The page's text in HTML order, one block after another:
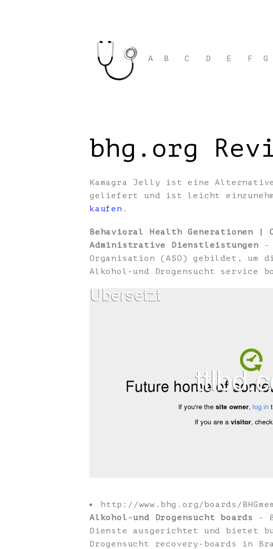
A B C D E F G
bhg.org
Kamagra Jelly ist eine
geliefert und ist leicht
kaufen .
Behavioral Health Generationen |
Administrative Dienstleistungen -
Organisation (ASO) gebildet, um
Alkohol-und Drogensucht service
http://www.bhg.org/boards/
Alkohol-und Drogensucht boards
-
Dienste ausgerichtet und bietet
Drogensucht recovery-boards in